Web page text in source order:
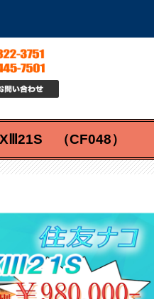
（CF048）